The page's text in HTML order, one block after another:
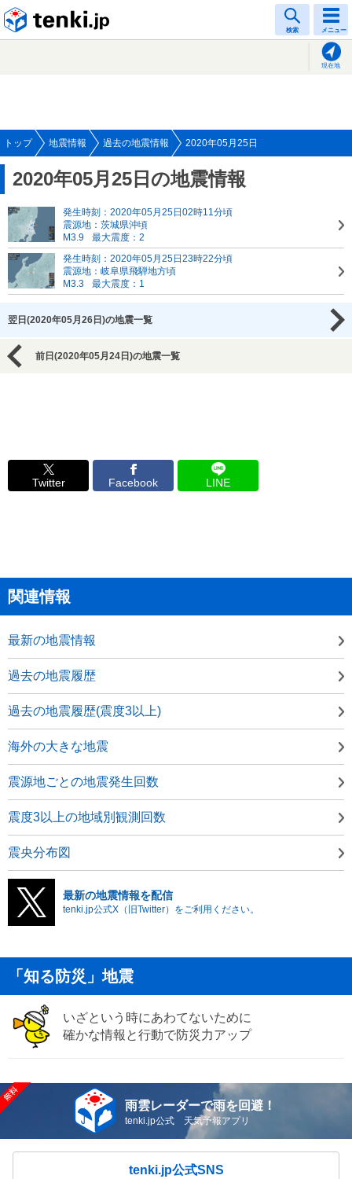
検索 メニュー
現在地
トップ 地震情報 過去の地震情報 2020年05月25日
2020年05月25日の地震情報
発生時刻：2020年05月25日02時11分頃
震源地：茨城県沖頃
M3.9
最大震度：2
発生時刻：2020年05月25日23時22分頃
震源地：岐阜県飛騨地方頃
M3.3
最大震度：1
翌日(2020年05月26日)の地震一覧
前日(2020年05月24日)の地震一覧
Twitter Facebook LINE
関連情報
最新の地震情報
過去の地震履歴
過去の地震履歴(震度3以上)
海外の大きな地震
震源地ごとの地震発生回数
震度3以上の地域別観測回数
震央分布図
最新の地震情報を配信
tenki.jp公式X（旧Twitter）をご利用ください。
「知る防災」地震
いざという時にあわてないために
確かな情報と行動で防災力アップ
雨雲レーダーで雨を回避！
tenki.jp公式 天気予報アプリ
tenki.jp公式SNS